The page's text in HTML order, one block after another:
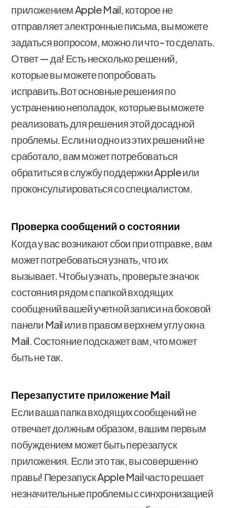
приложением Apple Mail, которое не
отправляет электронные письма, вы можете
задаться вопросом, можно ли что-то сделать.
Ответ — да! Есть несколько решений,
которые вы можете попробовать
исправить.Вот основные решения по
устранению неполадок, которые вы можете
реализовать для решения этой досадной
проблемы. Если ни одно из этих решений не
сработало, вам может потребоваться
обратиться в службу поддержки Apple или
проконсультироваться со специалистом.
Проверка сообщений о состоянии
Когда у вас возникают сбои при отправке, вам
может потребоваться узнать, что их
вызывает. Чтобы узнать, проверьте значок
состояния рядом с папкой входящих
сообщений вашей учетной записи на боковой
панели Mail или в правом верхнем углу окна
Mail. Состояние подскажет вам, что может
быть не так.
Перезапустите приложение Mail
Если ваша папка входящих сообщений не
отвечает должным образом, вашим первым
побуждением может быть перезапуск
приложения. Если это так, вы совершенно
правы! Перезапуск Apple Mail часто решает
незначительные проблемы с синхронизацией